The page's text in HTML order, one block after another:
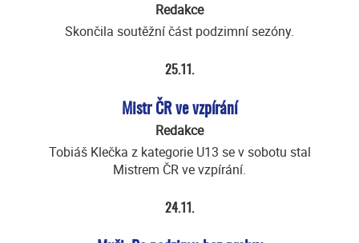
Redakce
Skončila soutěžní část podzimní sezóny.
25.11.
Mistr ČR ve vzpírání
Redakce
Tobiáš Klečka z kategorie U13 se v sobotu stal
Mistrem ČR ve vzpírání.
24.11.